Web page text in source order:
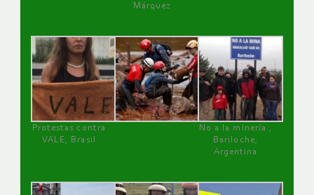
Márquez
Protestas contra
VALE, Brasil
No a la minería ,
Bariloche,
Argentina